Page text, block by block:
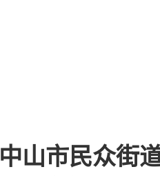
中山市民众街